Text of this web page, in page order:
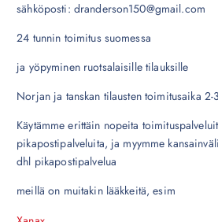
sähköposti: dranderson150@gmail.com
24 tunnin toimitus suomessa
ja yöpyminen ruotsalaisille tilauksille
Norjan ja tanskan tilausten toimitusaika 2-
Käytämme erittäin nopeita
pikapostipalveluita, ja myymme
dhl pikapostipalvelua
meillä on muitakin lääkkeitä, esim